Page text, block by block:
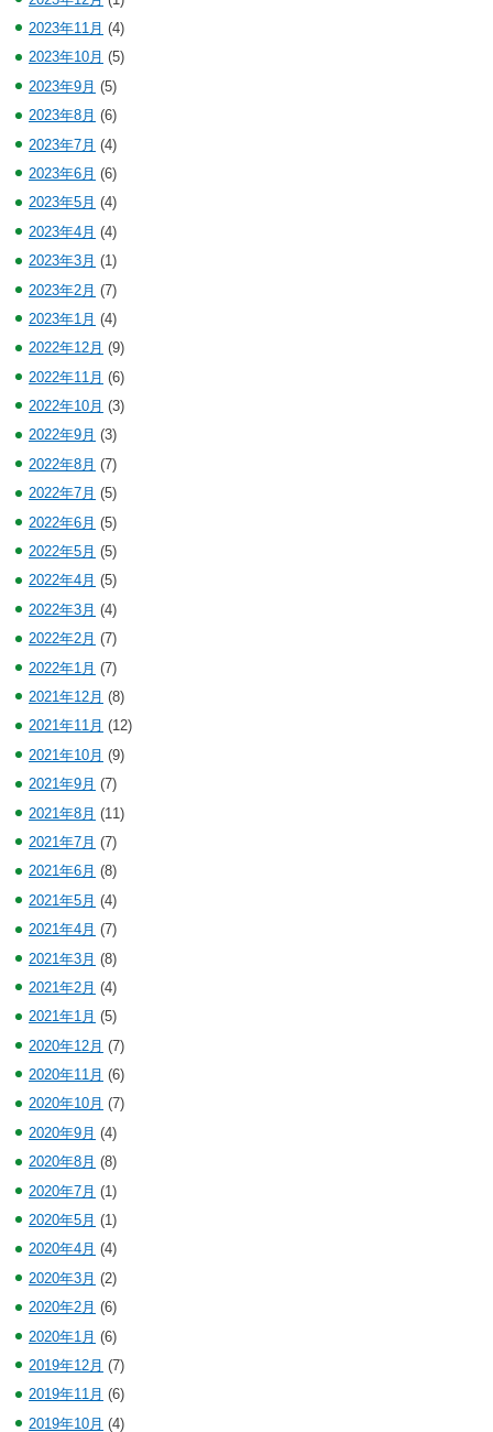
2023年11月 (4)
2023年10月 (5)
2023年9月 (5)
2023年8月 (6)
2023年7月 (4)
2023年6月 (6)
2023年5月 (4)
2023年4月 (4)
2023年3月 (1)
2023年2月 (7)
2023年1月 (4)
2022年12月 (9)
2022年11月 (6)
2022年10月 (3)
2022年9月 (3)
2022年8月 (7)
2022年7月 (5)
2022年6月 (5)
2022年5月 (5)
2022年4月 (5)
2022年3月 (4)
2022年2月 (7)
2022年1月 (7)
2021年12月 (8)
2021年11月 (12)
2021年10月 (9)
2021年9月 (7)
2021年8月 (11)
2021年7月 (7)
2021年6月 (8)
2021年5月 (4)
2021年4月 (7)
2021年3月 (8)
2021年2月 (4)
2021年1月 (5)
2020年12月 (7)
2020年11月 (6)
2020年10月 (7)
2020年9月 (4)
2020年8月 (8)
2020年7月 (1)
2020年5月 (1)
2020年4月 (4)
2020年3月 (2)
2020年2月 (6)
2020年1月 (6)
2019年12月 (7)
2019年11月 (6)
2019年10月 (4)